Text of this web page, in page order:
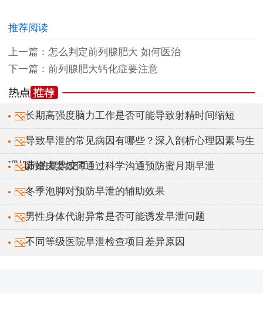
推荐阅读
上一篇： 怎么判定前列腺肥大 如何医治
下一篇： 前列腺肥大钙化症要注意
长期高强度脑力工作是否可能导致射精时间缩短
导致早泄的常见病因有哪些？深入剖析心理因素与生
理机制的复杂交互
新婚夫妻如何通过科学沟通预防蜜月期早泄
冬季泡脚对预防早泄的辅助效果
男性身体代谢异常是否可能诱发早泄问题
不同等级医院早泄检查项目差异原因